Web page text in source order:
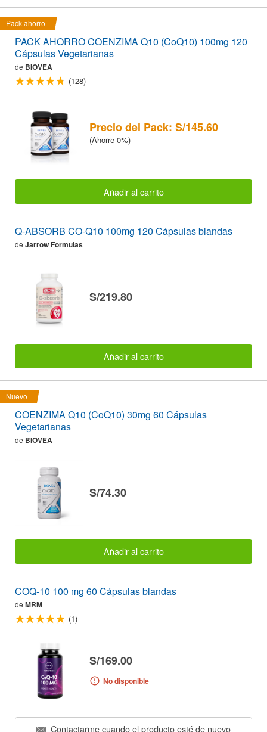
Pack ahorro
PACK AHORRO COENZIMA Q10 (CoQ10) 100mg 120
Cápsulas Vegetarianas
de BIOVEA
(128)
Precio del Pack: S/145.60
(Ahorre 0%)
Añadir al carrito
Q-ABSORB CO-Q10 100mg 120 Cápsulas blandas
de Jarrow Formulas
S/219.80
Añadir al carrito
Nuevo
COENZIMA Q10 (CoQ10) 30mg 60 Cápsulas
Vegetarianas
de BIOVEA
S/74.30
Añadir al carrito
COQ-10 100 mg 60 Cápsulas blandas
de MRM
(1)
S/169.00
No disponible
Contactarme cuando el producto esté de nuevo